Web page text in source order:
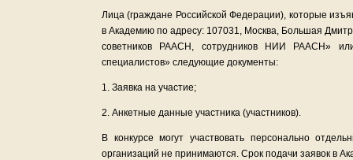
Лица (граждане Российской Федерации), которые
в Академию по адресу: 107031, Москва, Большая
советников РААСН, сотрудников НИИ РААСН»
специалистов» следующие документы:
1. Заявка на участие;
2. Анкетные данные участника (участников).
В конкурсе могут участвовать персонально
организаций не принимаются. Срок подачи заявок в